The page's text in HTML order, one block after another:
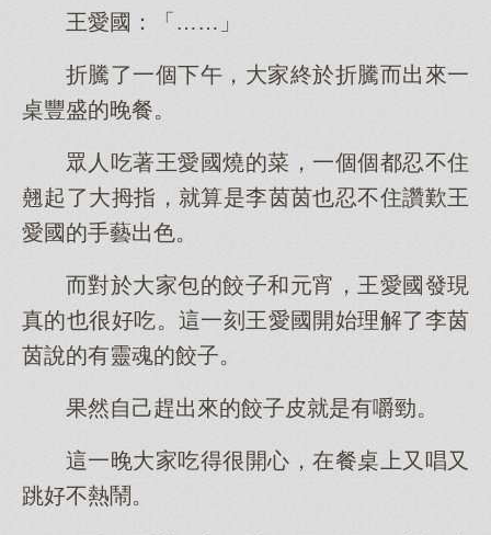
王愛國：「……」
折騰了一個下午，大家終於折騰而出來一
桌豐盛的晚餐。
眾人吃著王愛國燒的菜，一個個都忍不住
翹起了大拇指，就算是李茵茵也忍不住讚歎王
愛國的手藝出色。
而對於大家包的餃子和元宵，王愛國發現
真的也很好吃。這一刻王愛國開始理解了李茵
茵說的有靈魂的餃子。
果然自己趕出來的餃子皮就是有嚼勁。
這一晚大家吃得很開心，在餐桌上又唱又
跳好不熱鬧。